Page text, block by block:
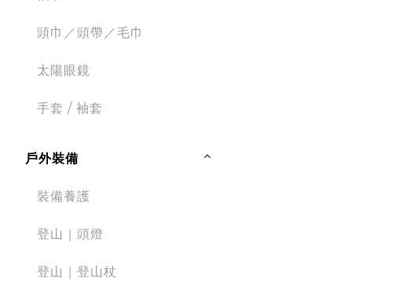
頭巾／頭帶／毛巾
太陽眼鏡
手套 / 袖套
戶外裝備
裝備養護
登山｜頭燈
登山｜登山杖